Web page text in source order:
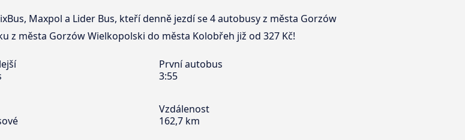
Maxpol a Lider Bus, kteří denně jezdí se 4 autobusy z města Gorzów
z města Gorzów Wielkopolski do města Kolobřeh již od 327 Kč!
První autobus
3:55
Vzdálenost
162,7 km